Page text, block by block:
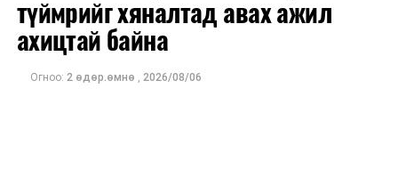
оны орлого 6.2 тэрбум рубль, цэвэр ашиг нь 1.9
тэрбум рубльд хүрсэн гэж РБК мэдээлсэн байна.
Одоогоор дэлбэрэлтийн шалтгаан, хэрэгт холбоотой
түймрийг хяналтад авах ажил
ахицтай байна
Огноо: 2 өдөр.өмнө , 2026/08/06